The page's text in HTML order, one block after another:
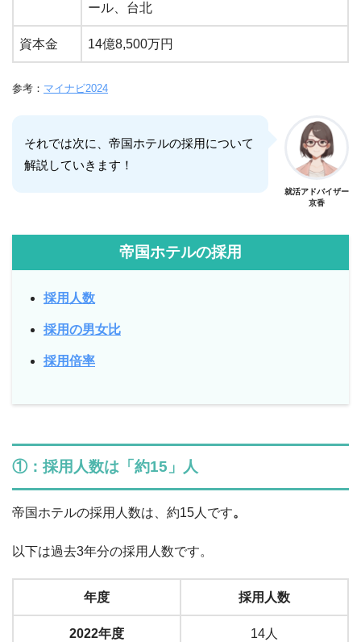
ール、台北
資本金 14億8,500万円
参考： マイナビ2024
それでは次に、帝国ホテルの採用について
解説していきます！
就活アドバイザー
京香
帝国ホテルの採用
採用人数
採用の男女比
採用倍率
①：採用人数は「約15」人
帝国ホテルの採用人数は、約15人です。
以下は過去3年分の採用人数です。
年度 採用人数
2022年度 14人